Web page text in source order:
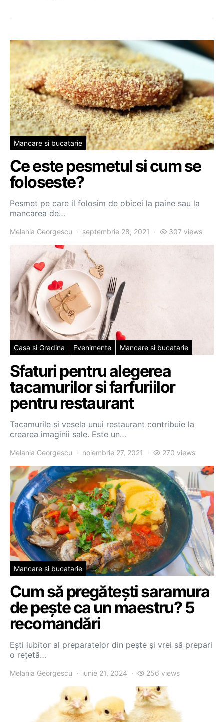
Mancare si bucatarie
Ce este pesmetul si cum se
foloseste?
Pesmet pe care il folosim de obicei la paine sau la
mancarea de…
Melania Georgescu septembrie 28, 2021 307 views
Casa si Gradina Evenimente Mancare si bucatarie
Sfaturi pentru alegerea
tacamurilor si farfuriilor
pentru restaurant
Tacamurile si vesela unui restaurant contribuie la
crearea imaginii sale. Este un…
Melania Georgescu noiembrie 27, 2021 270 views
Mancare si bucatarie
Cum să pregătești saramura
de pește ca un maestru? 5
recomandări
Ești iubitor al preparatelor din pește și vrei să prepari
o rețetă…
Melania Georgescu iunie 21, 2024 256 views